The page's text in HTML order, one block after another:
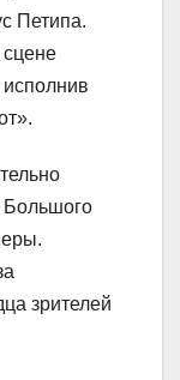
Петипа.
исполнив
Большого
зрителей